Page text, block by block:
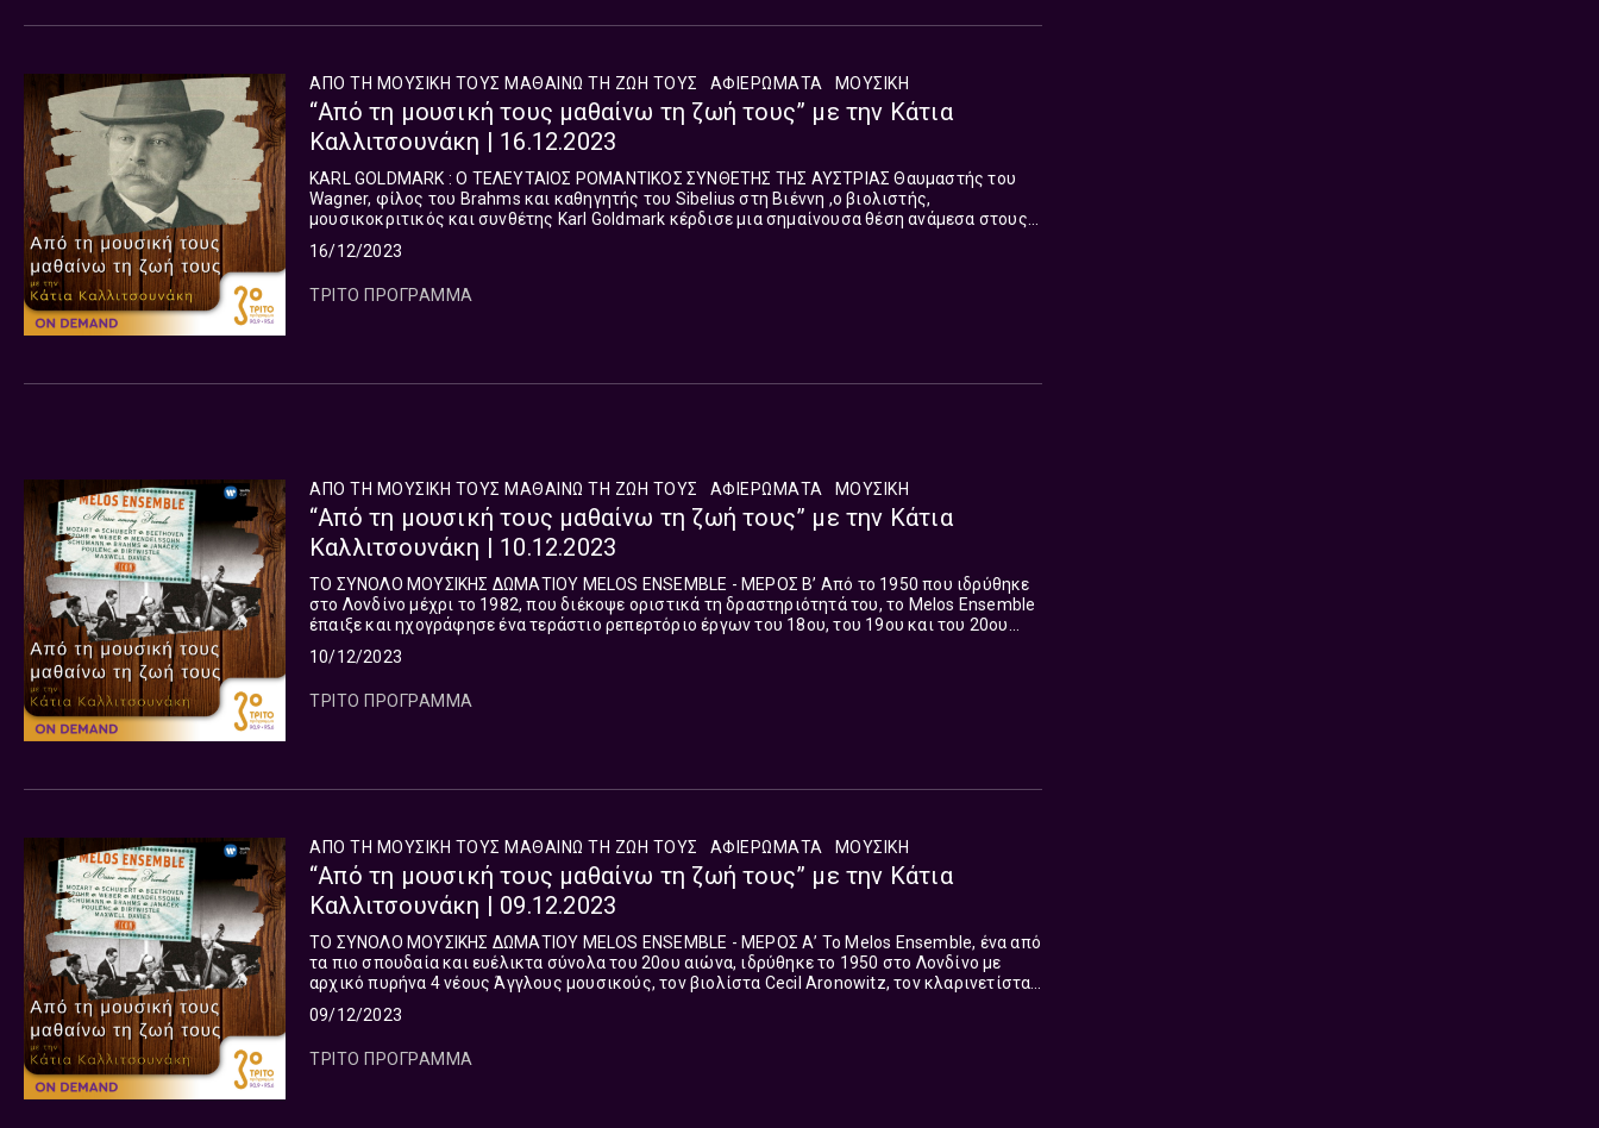
ΑΠΟ ΤΗ ΜΟΥΣΙΚΗ ΤΟΥΣ ΜΑΘΑΙΝΩ ΤΗ ΖΩΗ ΤΟΥΣ ΑΦΙΕΡΏΜΑΤΑ ΜΟΥΣΙΚΉ
“Από τη μουσική τους μαθαίνω τη ζωή τους” με την Κάτια
Καλλιτσουνάκη | 16.12.2023
KARL GOLDMARK : Ο ΤΕΛΕΥΤΑΙΟΣ ΡΟΜΑΝΤΙΚΟΣ ΣΥΝΘΕΤΗΣ ΤΗΣ ΑΥΣΤΡIΑΣ Θαυμαστής του
Wagner, φίλος του Brahms και καθηγητής του Sibelius στη Βιέννη ,ο βιολιστής,
μουσικοκριτικός και συνθέτης Karl Goldmark κέρδισε μια σημαίνουσα θέση ανάμεσα στους
16/12/2023
ΤΡΙΤΟ ΠΡΟΓΡΑΜΜΑ
ΑΠΟ ΤΗ ΜΟΥΣΙΚΗ ΤΟΥΣ ΜΑΘΑΙΝΩ ΤΗ ΖΩΗ ΤΟΥΣ ΑΦΙΕΡΏΜΑΤΑ ΜΟΥΣΙΚΉ
“Από τη μουσική τους μαθαίνω τη ζωή τους” με την Κάτια
Καλλιτσουνάκη | 10.12.2023
ΤO ΣΥΝΟΛΟ ΜΟΥΣΙΚΗΣ ΔΩΜΑΤΙΟΥ MELOS ENSEMBLE - ΜΕΡΟΣ B’ Από το 1950 που ιδρύθηκε
στο Λονδίνο μέχρι το 1982, που διέκοψε οριστικά τη δραστηριότητά του, το Melos Ensemble
έπαιξε και ηχογράφησε ένα τεράστιο ρεπερτόριο έργων του 18ου, του 19ου και του 20ου
10/12/2023
ΤΡΙΤΟ ΠΡΟΓΡΑΜΜΑ
ΑΠΟ ΤΗ ΜΟΥΣΙΚΗ ΤΟΥΣ ΜΑΘΑΙΝΩ ΤΗ ΖΩΗ ΤΟΥΣ ΑΦΙΕΡΏΜΑΤΑ ΜΟΥΣΙΚΉ
“Από τη μουσική τους μαθαίνω τη ζωή τους” με την Κάτια
Καλλιτσουνάκη | 09.12.2023
ΤO ΣΥΝΟΛΟ ΜΟΥΣΙΚΗΣ ΔΩΜΑΤΙΟΥ MELOS ENSEMBLE - ΜΕΡΟΣ Α’ To Melos Ensemble, ένα από
τα πιο σπουδαία και ευέλικτα σύνολα του 20ου αιώνα, ιδρύθηκε το 1950 στο Λονδίνο με
αρχικό πυρήνα 4 νέους Άγγλους μουσικούς, τον βιολίστα Cecil Aronowitz, τον κλαρινετίστα
09/12/2023
ΤΡΙΤΟ ΠΡΟΓΡΑΜΜΑ